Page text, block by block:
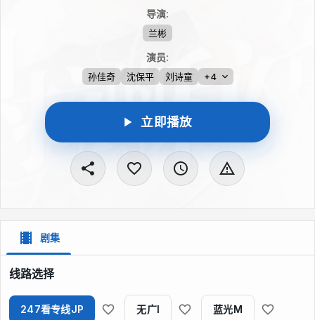
导演:
兰彬
演员:
孙佳奇 沈保平 刘诗童 +4
立即播放
剧集
线路选择
247看专线JP 无广I 蓝光M